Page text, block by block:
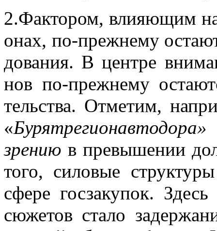
2.Фак­то­ром, вли­я­ю­щим
о­нах, по-преж­не­му
до­ва­ния. В цен­тре
нов по-преж­не­му
тель­ства. От­ме­тим,
«
зре­нию в пре­вы­ше­нии
того, си­ло­вые
сфе­ре гос­за­ку­пок.
сю­же­тов ста­ло